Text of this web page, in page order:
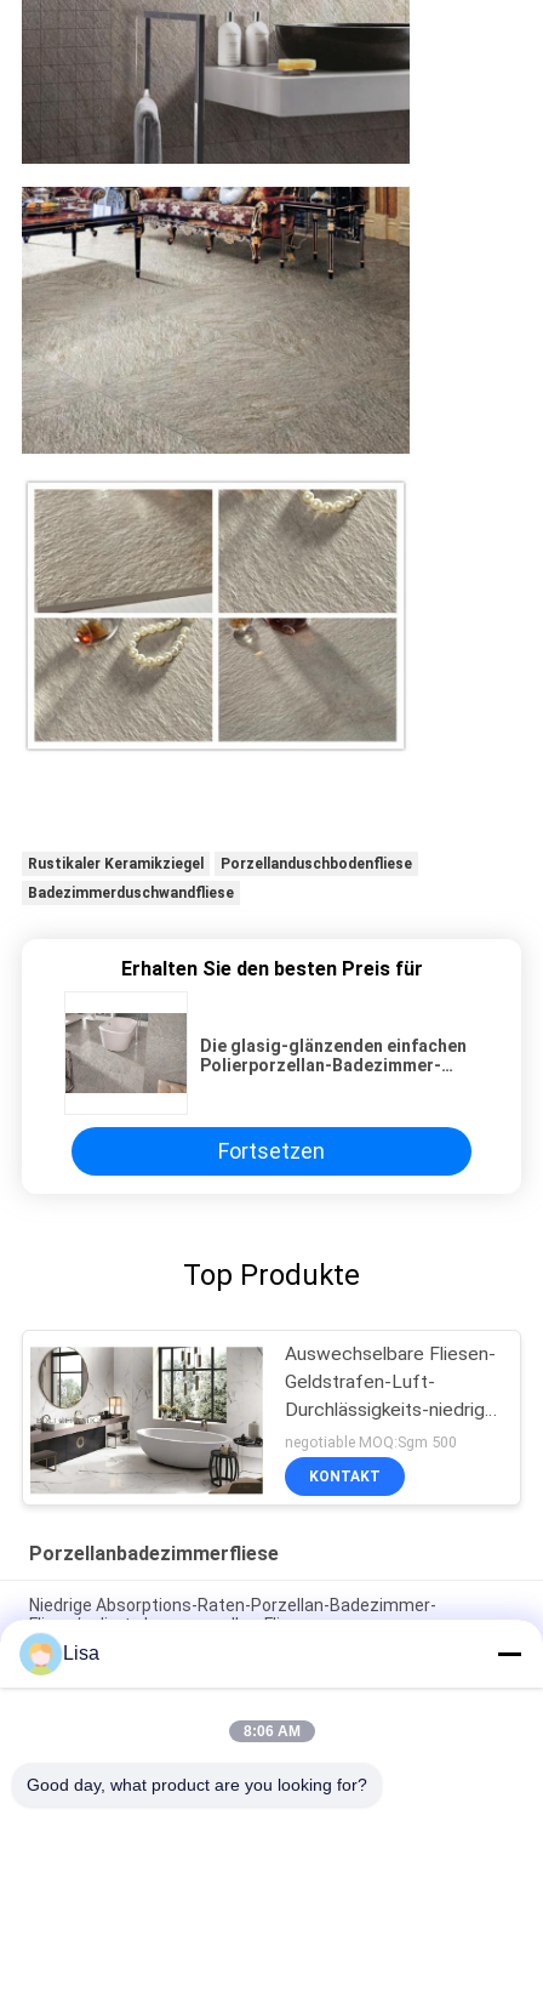
Rustikaler Keramikziegel
Porzellanduschbodenfliese
Badezimmerduschwandfliese
Erhalten Sie den besten Preis für
Die glasig-glänzenden einfachen
Polierporzellan-Badezimmer-
Fortsetzen
Top Produkte
Auswechselbare Fliesen-
Geldstrafen-Luft-
Durchlässigkeits-niedrige
Absorptionsrate des
Porzellan-24x48
negotiable MOQ:Sgm 500
KONTAKT
Porzellanbadezimmerfliese
Niedrige Absorptions-Raten-Porzellan-Badezimmer-
Fliese/polierte Innenporzellan-Fliesen
Größe der Mode-Marmor-Entwurfs-rustikale Keramikziegel-
beige Farbe400*800 Millimeter
Bescheinigung Luxusder sandstein-Porzellan-Badezimmer-
Lisa
8:06 AM
Good day, what product are you looking for?